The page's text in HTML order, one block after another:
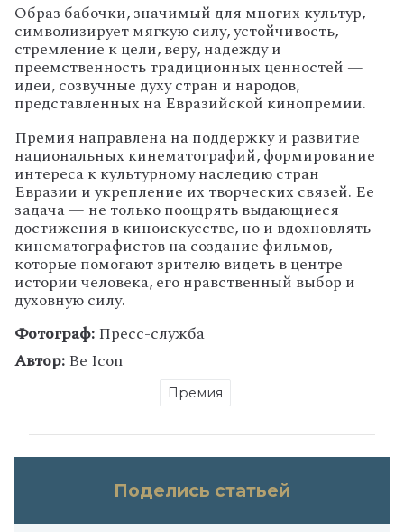
Образ бабочки, значимый для многих культур,
символизирует мягкую силу, устойчивость,
стремление к цели, веру, надежду и
преемственность традиционных ценностей —
идеи, созвучные духу стран и народов,
представленных на Евразийской кинопремии.
Премия направлена на поддержку и развитие
национальных кинематографий, формирование
интереса к культурному наследию стран
Евразии и укрепление их творческих связей. Ее
задача — не только поощрять выдающиеся
достижения в киноискусстве, но и вдохновлять
кинематографистов на создание фильмов,
которые помогают зрителю видеть в центре
истории человека, его нравственный выбор и
духовную силу.
Фотограф:Пресс-служба
Автор:Be Icon
Премия
Поделись статьей